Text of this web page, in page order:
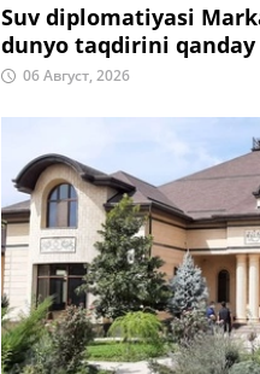
Suv diplomatiyasi
dunyo taqdirini
06 Август, 2026